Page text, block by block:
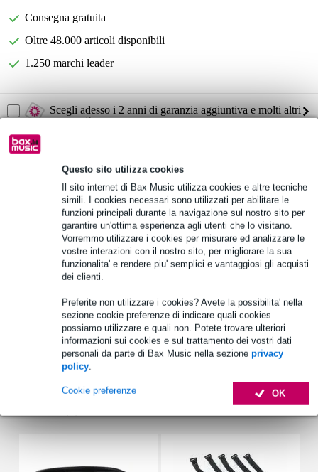
Questo sito utilizza cookies
Il sito internet di Bax Music utilizza cookies e altre tecniche
simili. I cookies necessari sono utilizzati per abilitare le
funzioni principali durante la navigazione sul nostro sito per
garantire un'ottima esperienza agli utenti che lo visitano.
Vorremmo utilizzare i cookies per misurare ed analizzare le
vostre interazioni con il nostro sito, per migliorare la sua
funzionalita' e rendere piu' semplici e vantaggiosi gli acquisti
dei clienti.
Preferite non utilizzare i cookies? Avete la possibilita' nella
sezione cookie preferenze di indicare quali cookies
possiamo utilizzare e quali non. Potete trovare ulteriori
informazioni sui cookies e sul trattamento dei vostri dati
personali da parte di Bax Music nella sezione privacy
policy.
OK
Cookie preferenze
Consegna gratuita
Oltre 48.000 articoli disponibili
1.250 marchi leader
Scegli adesso i 2 anni di garanzia aggiuntiva e molti altri
vantaggi!
Informazioni sul prodotto
Yamaha Stagepas 1K MK2
sistema PA attivo a colonna
configurazione:
1x woofer da 12 pollici
10x tweeter da 1,5 pollici
Vedi anche (4)